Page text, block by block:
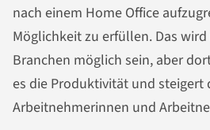
nach einem Home Office
Möglichkeit zu erfüllen. Das
Branchen möglich sein, aber
es die Produktivität und steigert
Arbeitnehmerinnen und